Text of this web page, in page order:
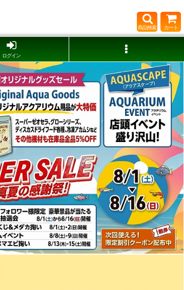
商品検索 カート
ログイン